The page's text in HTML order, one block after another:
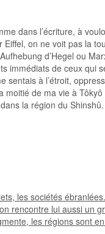
dans l’écriture, à
Eiffel, on ne voit pas la
d’Hegel ou
immédiats de ceux qui
à l’étroit,
de ma vie à
la région du Shinshû.
les sociétés
rencontre lui aussi un
les régions sont